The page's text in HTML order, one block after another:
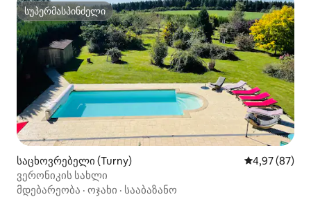
სუპერმასპინძელი
სუპერმასპინძელი
საცხოვრებელი (Turny) საშუალო
4,97 (87)
ვერონიკის სახლი
მდებარეობა · ოჯახი · სააბაზანო